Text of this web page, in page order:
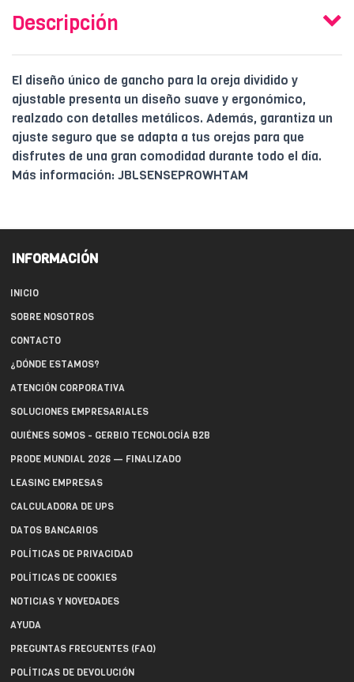
Descripción
El diseño único de gancho para la oreja dividido y
ajustable presenta un diseño suave y ergonómico,
realzado con detalles metálicos. Además, garantiza un
ajuste seguro que se adapta a tus orejas para que
disfrutes de una gran comodidad durante todo el día.
Más información: JBLSENSEPROWHTAM
INFORMACIÓN
INICIO
SOBRE NOSOTROS
CONTACTO
¿DÓNDE ESTAMOS?
ATENCIÓN CORPORATIVA
SOLUCIONES EMPRESARIALES
QUIÉNES SOMOS - GERBIO TECNOLOGÍA B2B
PRODE MUNDIAL 2026 — FINALIZADO
LEASING EMPRESAS
CALCULADORA DE UPS
DATOS BANCARIOS
POLÍTICAS DE PRIVACIDAD
POLÍTICAS DE COOKIES
NOTICIAS Y NOVEDADES
AYUDA
PREGUNTAS FRECUENTES (FAQ)
POLÍTICAS DE DEVOLUCIÓN